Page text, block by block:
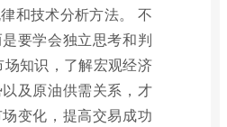
和技术分析方法。 不
要学会独立思考和判
知识，了解宏观经济
及原油供需关系，才
变化，提高交易成功